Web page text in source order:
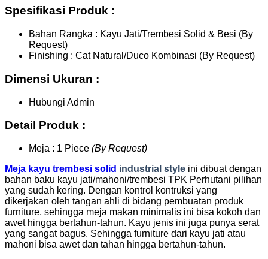
Spesifikasi Produk :
Bahan Rangka : Kayu Jati/Trembesi Solid & Besi (By
Request)
Finishing : Cat Natural/Duco Kombinasi (By Request)
Dimensi Ukuran :
Hubungi Admin
Detail Produk :
Meja : 1 Piece (By Request)
Meja kayu trembesi solid industrial style ini dibuat dengan
bahan baku kayu jati/mahoni/trembesi TPK Perhutani pilihan
yang sudah kering. Dengan kontrol kontruksi yang
dikerjakan oleh tangan ahli di bidang pembuatan produk
furniture, sehingga meja makan minimalis ini bisa kokoh dan
awet hingga bertahun-tahun. Kayu jenis ini juga punya serat
yang sangat bagus. Sehingga furniture dari kayu jati atau
mahoni bisa awet dan tahan hingga bertahun-tahun.